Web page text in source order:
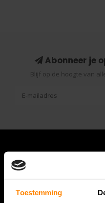
Toestemming
Abonneer je
Blijf op de hoogte van